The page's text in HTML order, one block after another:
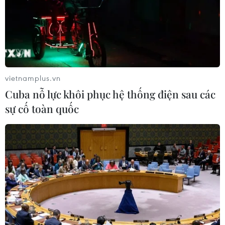
Xanh), Tiến sỹ Bùi Quang Tuấn cho rằng cần bổ
sung các cách thức mới để chia sẻ gánh nặng
rủi ro giữa khu vực công và khu vực tư nhân.
"Điều này nhằm khuyến khích đầu tư trong bối
cảnh tính bất định cao,” Tiến sỹ Bùi Quang
Tuấn chia sẻ.
vietnamplus.vn
Cuba nỗ lực khôi phục hệ thống điện sau các
sự cố toàn quốc